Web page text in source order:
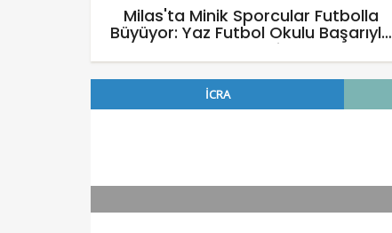
Milas'ta Minik Sporcular Futbolla
Büyüyor: Yaz Futbol Okulu Başarıyla
Devam Ediyor